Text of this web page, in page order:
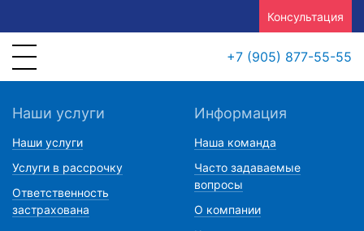
Консультация
+7 (905) 877-55-55
Наши услуги
Наши услуги
Услуги в рассрочку
Ответственность
застрахована
Информация
Наша команда
Часто задаваемые
вопросы
О компании